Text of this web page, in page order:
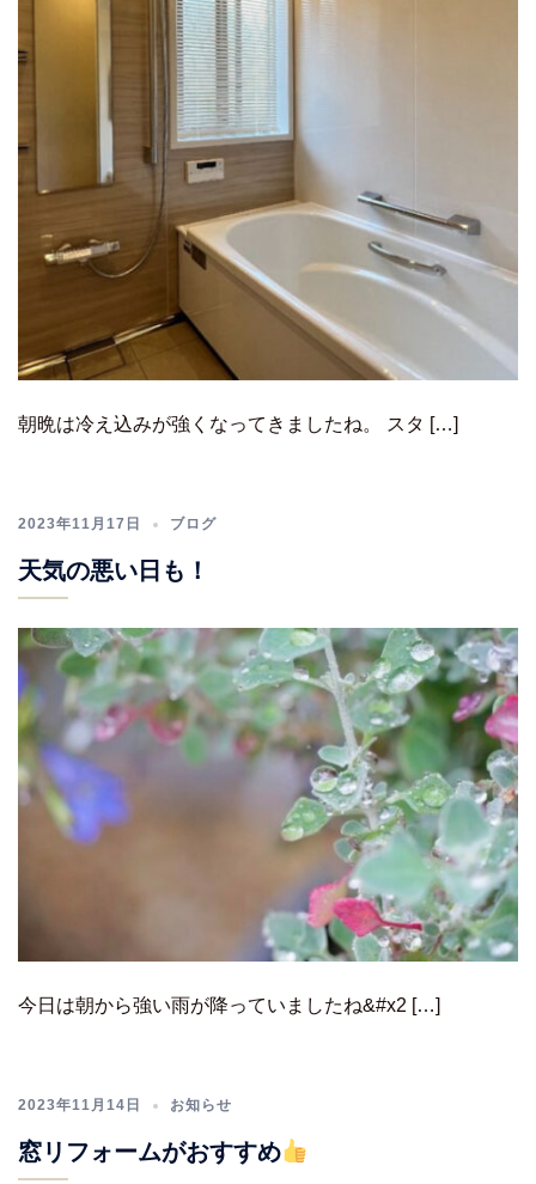
朝晩は冷え込みが強くなってきましたね。 スタ […]
2023年11月17日 ブログ
天気の悪い日も！
今日は朝から強い雨が降っていましたね&#x2 […]
2023年11月14日 お知らせ
窓リフォームがおすすめ